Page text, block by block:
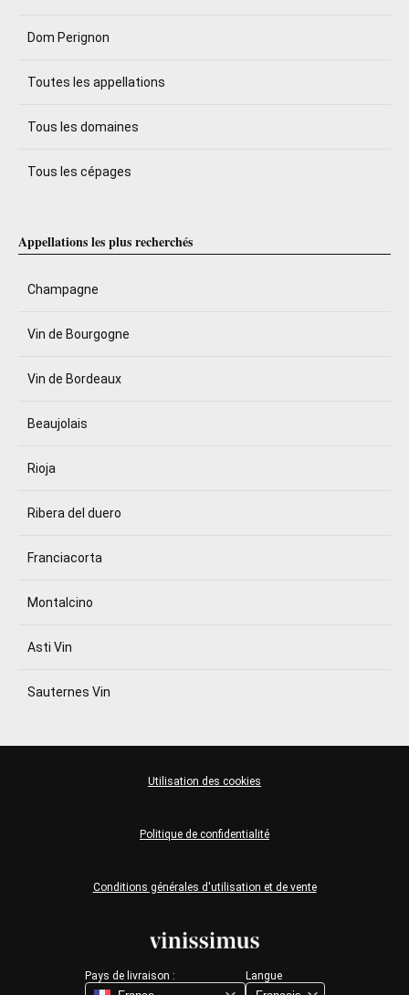
Dom Perignon
Toutes les appellations
Tous les domaines
Tous les cépages
Appellations les plus recherchés
Champagne
Vin de Bourgogne
Vin de Bordeaux
Beaujolais
Rioja
Ribera del duero
Franciacorta
Montalcino
Asti Vin
Sauternes Vin
Pays de livraison : Langue
Conditions générales d'utilisation et de vente
Politique de confidentialité
Utilisation des cookies